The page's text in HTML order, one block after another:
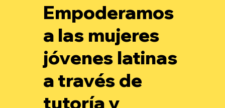
Empoderamos
a las mujeres
jóvenes latinas
a través de
tutoría y